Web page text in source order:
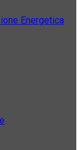
Energetica